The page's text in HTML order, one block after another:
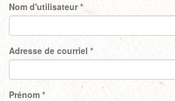
Nom d'utilisateur*
Adresse de courriel *
Prénom *